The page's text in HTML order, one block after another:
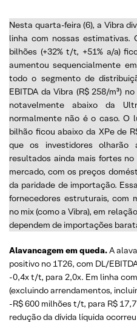
Nesta quarta-feira (6), a Vibra
linha com nossas estimativas.
bilhões (+32% t/t, +51% a/a)
aumentou sequencialmente
todo o segmento de
EBITDA da Vibra (R$ 258/m³)
notavelmente abaixo da
normalmente não é o caso. O
bilhão ficou abaixo da XPe de
que os investidores olharão
resultados ainda mais fortes
mercado, com os preços
da paridade de importação.
fornecedores estruturais, com
no mix (como a Vibra), em
dependem de importações
Alavancagem em queda.A
positivo no 1T26, com DL/
-0,4x t/t, para 2,0x. Em linha
(excluindo arrendamentos,
-R$ 600 milhões t/t, para R$
redução da dívida líquida